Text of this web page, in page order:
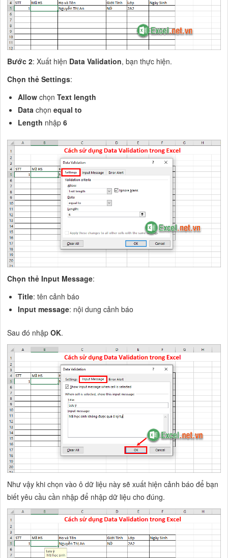
Bước 2: Xuất hiện Data Validation, bạn thực hiện.
Chọn thẻ Settings:
Allow chọnText length
Data chọnequal to
Length nhập6
Chọn thẻ Input Message:
Title: tên cảnh báo
Input message: nội dung cảnh báo
Sau đó nhậpOK.
Như vậy khi chọn vào ô dữ liệu này sẽ xuất hiện cảnh báo để bạn
biết yêu cầu cần nhập để nhập dữ liệu cho đúng.